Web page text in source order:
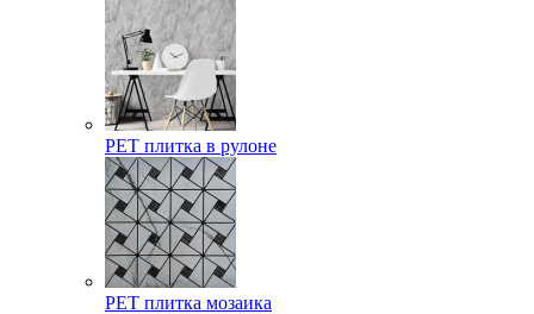
РЕТ плитка в рулоне
РЕТ плитка мозаика